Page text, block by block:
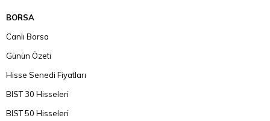
BORSA
Canlı Borsa
Günün Özeti
Hisse Senedi Fiyatları
BIST 30 Hisseleri
BIST 50 Hisseleri